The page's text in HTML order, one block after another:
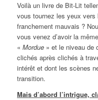
Voilà un livre de Bit-Lit
vous tournez les yeux
franchement mauvais ?
vous venez d’avoir la
« Mordue» et le niveau de
clichés après clichés à
intérêt et dont les scènes
transition.
Mais d’abord l’intrigue,